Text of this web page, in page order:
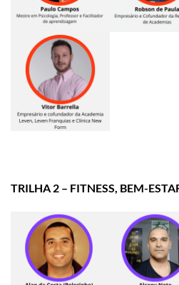
TRILHA 2 – FITNESS, BEM-